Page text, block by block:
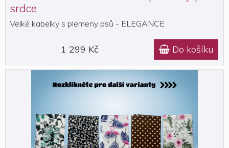
srdce
Velké kabelky s plemeny psů - ELEGANCE
1 299 Kč  Do košíku